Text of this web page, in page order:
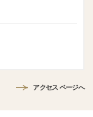
アクセス ページへ